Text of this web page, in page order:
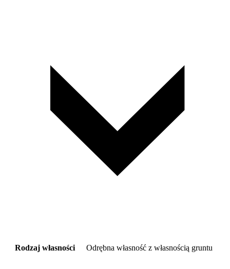
Rodzaj własności Odrębna własność z własnością gruntu